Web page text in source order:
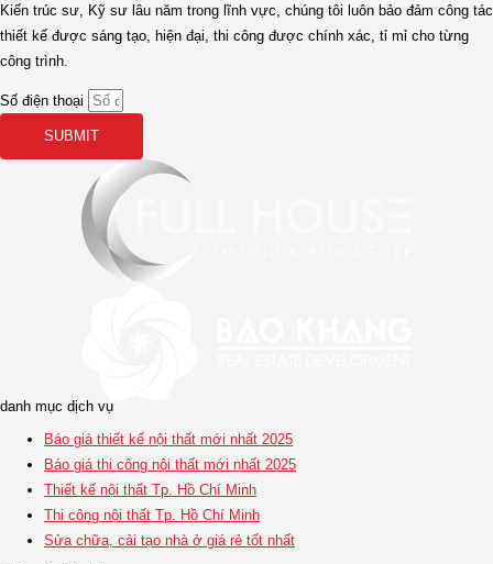
nội
thất
căn
hộ
cao
Kiến trúc sư, Kỹ sư lâu năm trong lĩnh vực, chúng tôi luôn bảo đảm công tác
thiết kế được sáng tạo, hiện đại, thi công được chính xác, tỉ mỉ cho từng
công trình.
Số điện thoại
SUBMIT
danh mục dịch vụ
Báo giá thiết kế nội thất mới nhất 2025
Báo giá thi công nội thất mới nhất 2025
Thiết kế nội thất Tp. Hồ Chí Minh
Thi công nội thất Tp. Hồ Chí Minh
Sửa chữa, cải tạo nhà ở giá rẻ tốt nhất